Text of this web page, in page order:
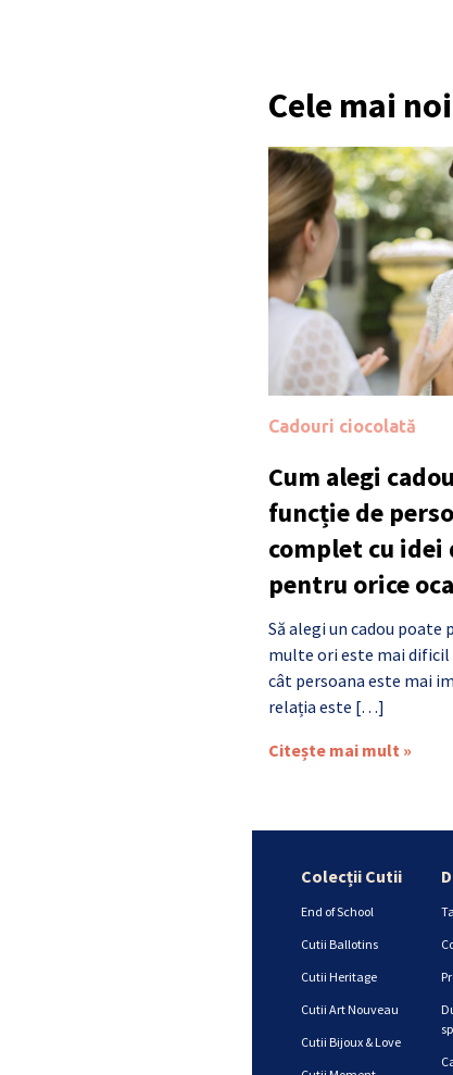
Cele mai noi
Cadouri ciocolată
Cum alegi
funcție de
complet cu idei
pentru orice
Să alegi un cadou poate
multe ori este mai dificil
cât persoana este mai
relația este […]
Citește mai mult »
Colecții Cutii
End of School
Cutii Ballotins
Cutii Heritage
Cutii Art Nouveau
Cutii Bijoux & Love